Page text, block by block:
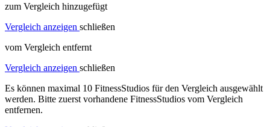
zum Vergleich hinzugefügt
Vergleich anzeigen schließen
vom Vergleich entfernt
Vergleich anzeigen schließen
Es können maximal 10 FitnessStudios für den Vergleich ausgewählt
werden. Bitte zuerst vorhandene FitnessStudios vom Vergleich
entfernen.